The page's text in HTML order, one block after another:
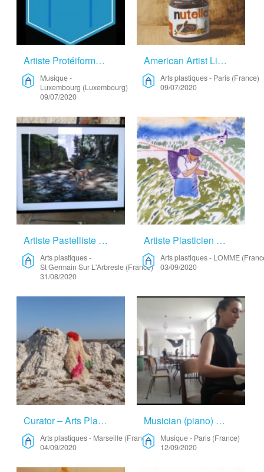
Artiste Protéiforme En Recherche – Musique
Musique-
Luxembourg (Luxembourg)
09/07/2020
American Artist Living In Paris Looking For Opportunities – Arts Plastiques
Arts plastiques- Paris (France)
09/07/2020
Artiste Pastelliste – Arts Plastiques
Arts plastiques-
St Germain Sur L'Arbresle (France)
31/08/2020
Artiste Plasticien – Arts Plastiques
Arts plastiques- LOMME
03/09/2020
Curator – Arts Plastiques
Arts plastiques- Marseille (France)
04/09/2020
Musician (piano) Looking For A Place To Live And Work – Musique
Musique- Paris (France)
12/09/2020